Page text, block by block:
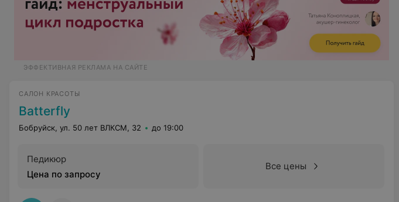
ЭФФЕКТИВНАЯ РЕКЛАМА НА САЙТЕ
САЛОН КРАСОТЫ
Batterfly
Бобруйск, ул. 50 лет ВЛКСМ, 32 до 19:00
Педикюр
Цена по запросу
Все цены